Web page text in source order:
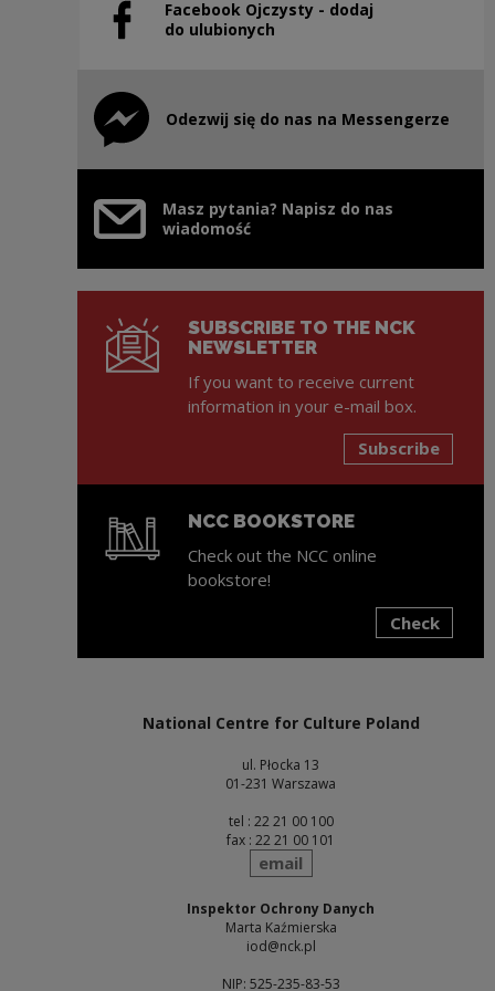
Facebook Ojczysty - dodaj
do ulubionych
Note, the link will open in a new window
Odezwij się do nas na Messengerze
Note, the link will open in a new window
Masz pytania? Napisz do nas
wiadomość
SUBSCRIBE TO THE NCK
NEWSLETTER
If you want to receive current
information in your e-mail box.
Subscribe
NCC BOOKSTORE
Check out the NCC online
bookstore!
Check
National Centre for Culture Poland
ul. Płocka 13
01-231 Warszawa
tel : 22 21 00 100
fax : 22 21 00 101
send
email
Inspektor Ochrony Danych
Marta Kaźmierska
iod@nck.pl
NIP: 525-235-83-53